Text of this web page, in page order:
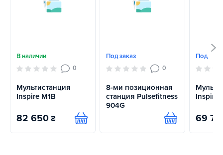
В наличии
0
Мультистанция
Inspire M1B
82 650 ₴ Купить
Под заказ
0
8-ми позиционная
станция Pulsefitness
904G
Купить
Под
Inspire
69